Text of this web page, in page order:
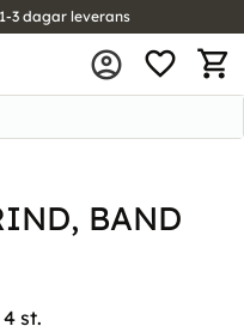
1-3 dagar leverans
BAND
st.